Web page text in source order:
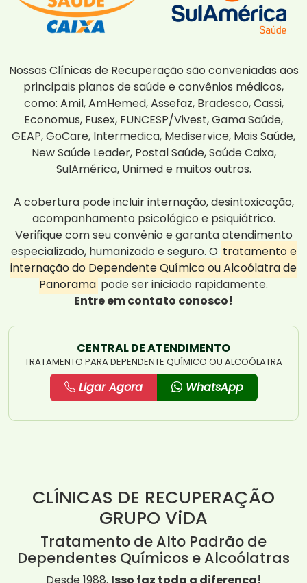
Nossas Clínicas de Recuperação são conveniadas aos
principais planos de saúde e convênios médicos,
como: Amil, AmHemed, Assefaz, Bradesco, Cassi,
Economus, Fusex, FUNCESP/Vivest, Gama Saúde,
GEAP, GoCare, Intermedica, Mediservice, Mais Saúde,
New Saúde Leader, Postal Saúde, Saúde Caixa,
SulAmérica, Unimed e muitos outros.
A cobertura pode incluir internação, desintoxicação,
acompanhamento psicológico e psiquiátrico.
Verifique com seu convênio e garanta atendimento
especializado, humanizado e seguro. O tratamento e
internação do Dependente Químico ou Alcoólatra de
Panorama pode ser iniciado rapidamente.
Entre em contato conosco!
CENTRAL DE ATENDIMENTO
TRATAMENTO PARA DEPENDENTE QUÍMICO OU ALCOÓLATRA
Ligar Agora WhatsApp
CLÍNICAS DE RECUPERAÇÃO
GRUPO ViDA
Tratamento de Alto Padrão de
Dependentes Químicos e Alcoólatras